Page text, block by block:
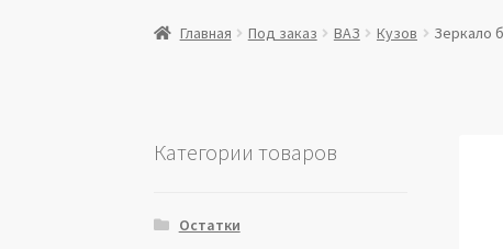
Главная Витрина Мой аккаунт Политика в
Главная Под заказ ВАЗ Кузов Зеркало
Категории товаров
Остатки